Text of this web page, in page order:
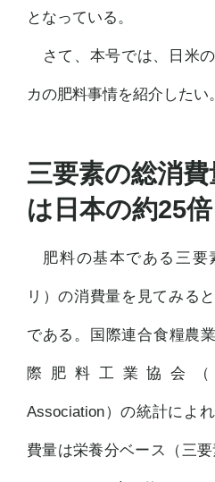
となっている。
さて、本号では、日米
カの肥料事情を紹介したい。
三要素の総消
は日本の約25倍
肥料の基本である三要
リ）の消費量を見てみる
である。国際連合食糧農
際肥料工業協会（
Association）の統計によ
費量は栄養分ベース（三